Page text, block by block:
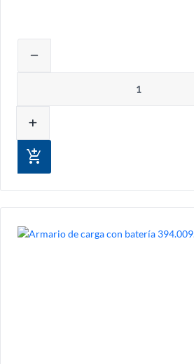
Ajustar la cantidad del
remove
add
add_shopping_cart